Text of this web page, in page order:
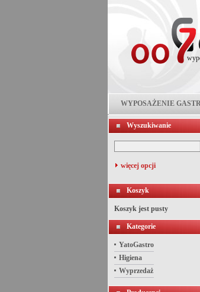
WYPOSAŻENIE
Wyszukiwanie
więcej opcji
Koszyk
Koszyk jest pusty
Kategorie
YatoGastro
Higiena
Wyprzedaż